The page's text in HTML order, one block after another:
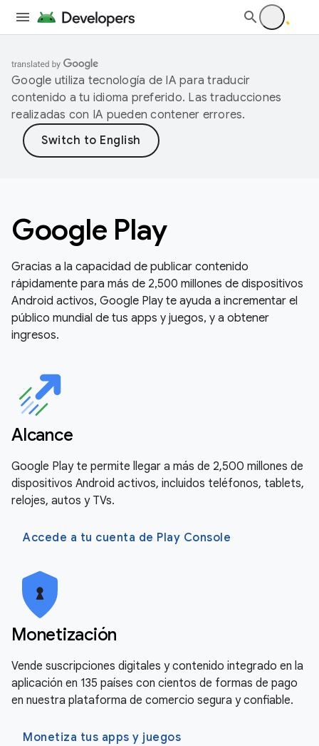
Google utiliza tecnología de IA para traducir
contenido a tu idioma preferido. Las traducciones
realizadas con IA pueden contener errores.
Google Play
Gracias a la capacidad de publicar contenido
rápidamente para más de 2,500 millones de dispositivos
Android activos, Google Play te ayuda a incrementar el
público mundial de tus apps y juegos, y a obtener
ingresos.
Alcance
Google Play te permite llegar a más de 2,500 millones de
dispositivos Android activos, incluidos teléfonos, tablets,
relojes, autos y TVs.
Accede a tu cuenta de Play Console
Monetización
Vende suscripciones digitales y contenido integrado en la
aplicación en 135 países con cientos de formas de pago
en nuestra plataforma de comercio segura y confiable.
Monetiza tus apps y juegos